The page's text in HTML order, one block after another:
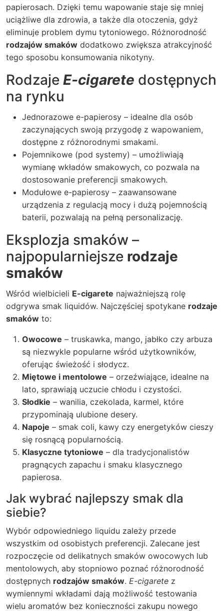
papierosach. Dzięki temu wapowanie staje się mniej
uciążliwe dla zdrowia, a także dla otoczenia, gdyż
eliminuje problem dymu tytoniowego. Różnorodność
rodzajów smaków dodatkowo zwiększa atrakcyjność
tego sposobu konsumowania nikotyny.
Rodzaje E-cigarete dostępnych
na rynku
Jednorazowe e-papierosy – idealne dla osób
zaczynających swoją przygodę z wapowaniem,
dostępne z różnorodnymi smakami.
Pojemnikowe (pod systemy) – umożliwiają
wymianę wkładów smakowych, co pozwala na
dostosowanie preferencji smakowych.
Modułowe e-papierosy – zaawansowane
urządzenia z regulacją mocy i dużą pojemnością
baterii, pozwalają na pełną personalizację.
Eksplozja smaków –
najpopularniejsze rodzaje
smaków
Wśród wielbicieli E-cigarete najważniejszą rolę
odgrywa smak liquidów. Najczęściej spotykane rodzaje
smaków to:
Owocowe – truskawka, mango, jabłko czy arbuza
są niezwykle popularne wśród użytkowników,
oferując świeżość i słodycz.
Miętowe i mentolowe – orzeźwiające, idealne na
lato, sprawiają uczucie chłodu i czystości.
Słodkie – wanilia, czekolada, karmel, które
przypominają ulubione desery.
Napoje – smak coli, kawy czy energetyków cieszy
się rosnącą popularnością.
Klasyczne tytoniowe – dla tradycjonalistów
pragnących zapachu i smaku klasycznego
papierosa.
Jak wybrać najlepszy smak dla
siebie?
Wybór odpowiedniego liquidu zależy przede
wszystkim od osobistych preferencji. Zalecane jest
rozpoczęcie od delikatnych smaków owocowych lub
mentolowych, aby stopniowo poznać różnorodność
dostępnych rodzajów smaków. E-cigarete z
wymiennymi wkładami dają możliwość testowania
wielu aromatów bez konieczności zakupu nowego